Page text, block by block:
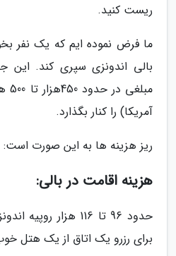
ریست کنید.
ما فرض نموده ایم که یک نفر
بالی اندونزی سپری کند. این
آمریکا) را کنار بگذارد.
ریز هزینه ها به این صورت است:
هزینه اقامت در بالی:
برای رزرو یک اتاق از یک هتل